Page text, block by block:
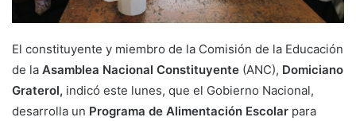
El constituyente y miembro de la Comisión de la Educación
de la Asamblea Nacional Constituyente (ANC), Domiciano
Graterol, indicó este lunes, que el Gobierno Nacional,
desarrolla un Programa de Alimentación Escolar para